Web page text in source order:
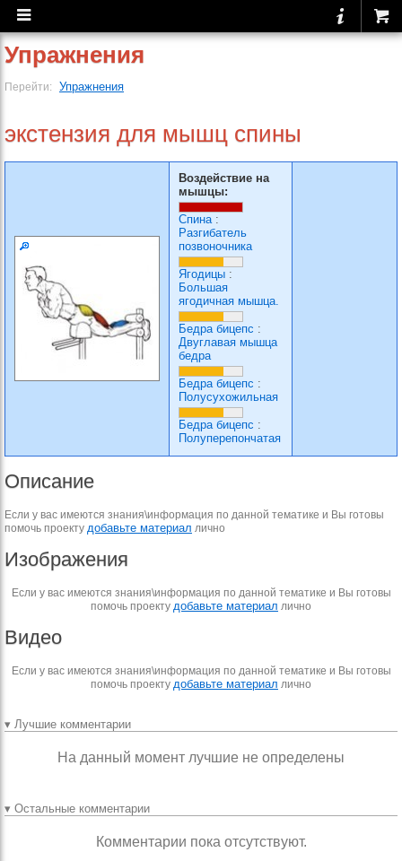
Упражнения
Перейти: Упражнения
экстензия для мышц спины
Воздействие на
мышцы:
Спина:
Разгибатель
позвоночника
Ягодицы :
Большая
ягодичная мышца.
Бедра бицепс :
Двуглавая мышца
бедра
Бедра бицепс :
Полусухожильная
Бедра бицепс :
Полуперепончатая
Описание
Если у вас имеются знания\информация по данной тематике и Вы готовы
помочь проекту добавьте материал лично
Изображения
Если у вас имеются знания\информация по данной тематике и Вы готовы
помочь проекту добавьте материал лично
Видео
Если у вас имеются знания\информация по данной тематике и Вы готовы
помочь проекту добавьте материал лично
▾ Лучшие комментарии
На данный момент лучшие не определены
▾ Остальные комментарии
Комментарии пока отсутствуют.